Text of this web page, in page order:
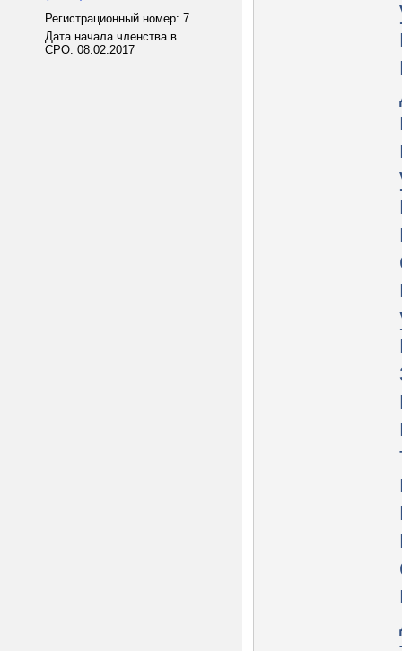
Регистрационный номер: 7
Дата начала членства в
СРО: 08.02.2017